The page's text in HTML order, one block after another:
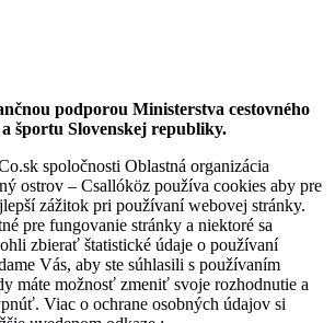
podporou Ministerstva cestovného
športu Slovenskej republiky.
spoločnosti Oblastná organizácia
ostrov – Csallóköz používa cookies aby pre
zážitok pri používaní webovej stránky.
pre fungovanie stránky a niektoré sa
zbierať štatistické údaje o používaní
Vás, aby ste súhlasili s používaním
máte možnosť zmeniť svoje rozhodnutie a
Viac o ochrane osobných údajov si